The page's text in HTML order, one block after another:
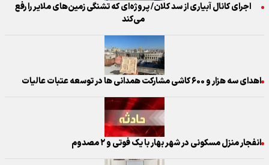
اجرای کانال آبیاری از سد کلان/ پروژه‌ای که تشنگی زمین‌های ملایر را رفع
می‌کند
اهدای سه هزار و ۶۰۰ کاشی مشارکت همدانی ها در توسعه عتبات عالیات
انفجار منزل مسکونی در شهر بهار با یک فوتی و ۲ مصدوم